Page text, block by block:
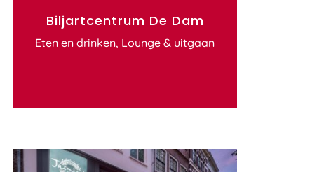
Biljartcentrum De Dam
Eten en drinken, Lounge & uitgaan